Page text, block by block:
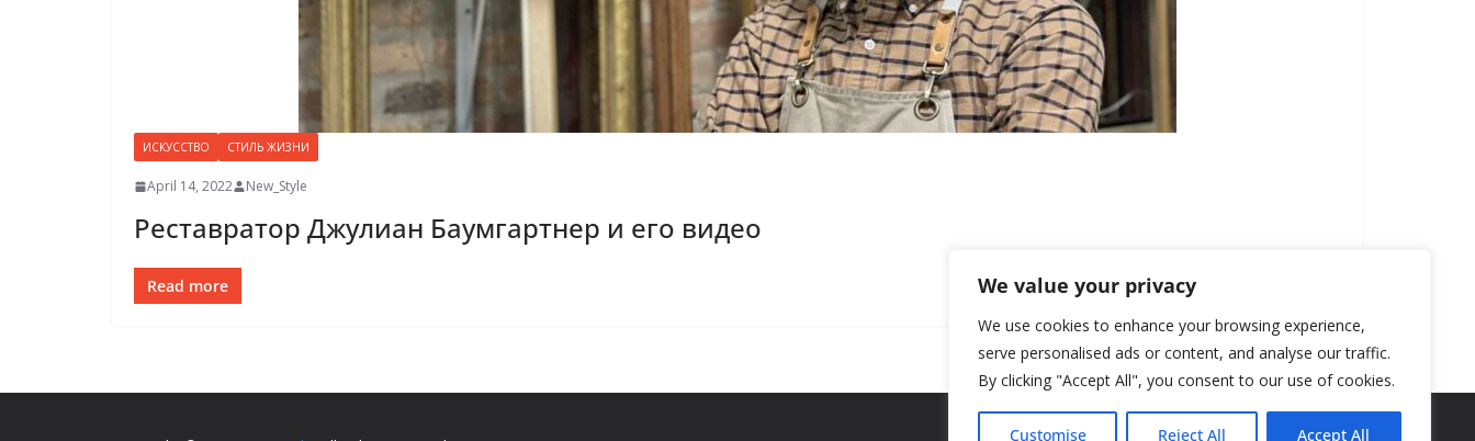
We value your privacy
We use cookies to enhance your browsing experience,
serve personalised ads or content, and analyse our traffic.
By clicking "Accept All", you consent to our use of cookies.
Customise Reject All Accept All
ИСКУССТВО СТИЛЬ ЖИЗНИ
April 14, 2022 New_Style
Реставратор Джулиан Баумгартнер и его видео
Read more